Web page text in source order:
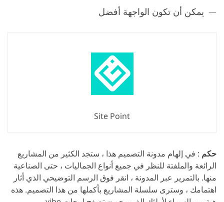
يمكن أن تكون الواجهة أفضل
Site Point
حكم : في إلهام مدونة التصميم هذا ، ستجد الكثير من المشاريع
الرائعة والملفتة للنظر في جميع أنواع الجماليات ، حتى الصناعية
منها. بالتمرير عبر المدونة ، انقر فوق الرسم التوضيحي الذي أثار
اهتمامك ، وسترى سلسلة المشاريع بأكملها من هذا التصميم. هذه